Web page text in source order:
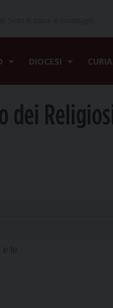
DIOCESI CURIA
dei
le